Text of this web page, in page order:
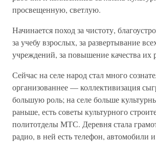
просвещенную, светлую.
Начинается поход за чистоту,
за учебу взрослых, за развертывание
учреждений, за повышение качества их
Сейчас на селе народ стал много
организованнее — коллективизация
большую роль; на селе больше
раньше, есть советы культурного
политотделы МТС. Деревня стала
радио, в ней есть телефон, автомобили